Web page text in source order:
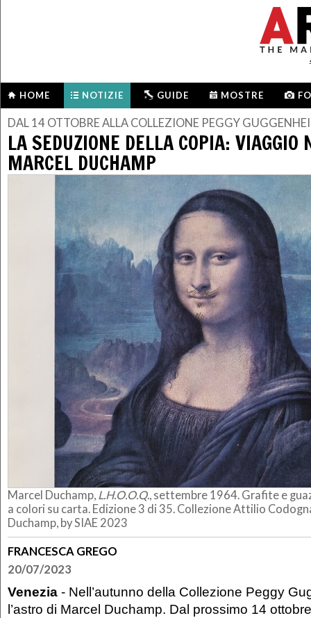
HOME NOTIZIE GUIDE MOSTRE
DAL 14 OTTOBRE ALLA COLLEZIONE PEGGY
LA SEDUZIONE DELLA COPIA: VIAGGIO
MARCEL DUCHAMP
Marcel Duchamp, L.H.O.O.Q., settembre 1964. Grafite e
a colori su carta. Edizione 3 di 35. Collezione Attilio
Duchamp, by SIAE 2023
FRANCESCA GREGO
20/07/2023
Venezia - Nell’autunno della Collezione Peggy
l’astro di Marcel Duchamp. Dal prossimo 14